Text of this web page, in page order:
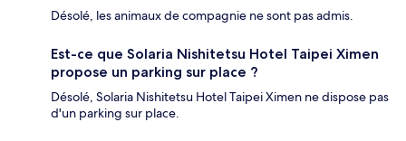
Désolé, les animaux de compagnie ne sont pas admis.
Est-ce que Solaria Nishitetsu Hotel Taipei Ximen
propose un parking sur place ?
Désolé, Solaria Nishitetsu Hotel Taipei Ximen ne dispose pas
d'un parking sur place.